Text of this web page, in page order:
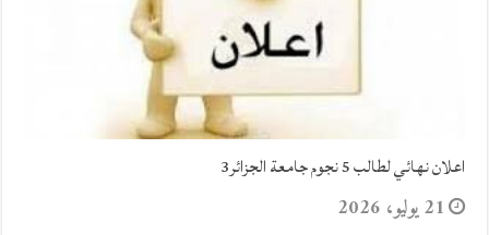
اعلان نهائي لطالب 5 نجوم جامعة الجزائر3
21 يوليو، 2026